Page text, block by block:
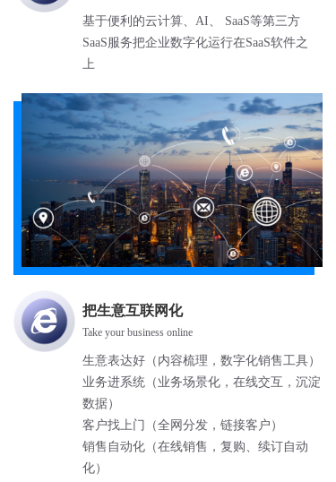
基于便利的云计算、AI、 SaaS等第三方
SaaS服务把企业数字化运行在SaaS软件之
上
把生意互联网化
Take your business online
生意表达好（内容梳理，数字化销售工具）
业务进系统（业务场景化，在线交互，沉淀
数据）
客户找上门（全网分发，链接客户）
销售自动化（在线销售，复购、续订自动
化）